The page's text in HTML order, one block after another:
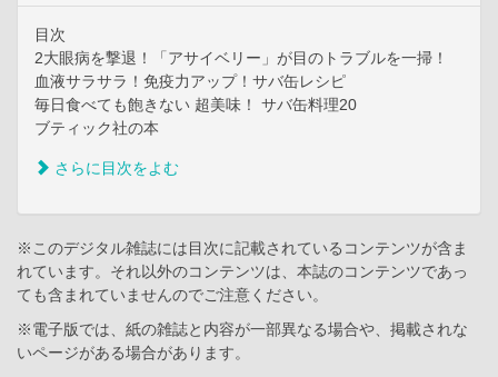
目次
2大眼病を撃退！「アサイベリー」が目のトラブルを一掃！
血液サラサラ！免疫力アップ！サバ缶レシピ
毎日食べても飽きない 超美味！ サバ缶料理20
ブティック社の本
さらに目次をよむ
※このデジタル雑誌には目次に記載されているコンテンツが含ま
れています。それ以外のコンテンツは、本誌のコンテンツであっ
ても含まれていませんのでご注意ください。
※電子版では、紙の雑誌と内容が一部異なる場合や、掲載されな
いページがある場合があります。